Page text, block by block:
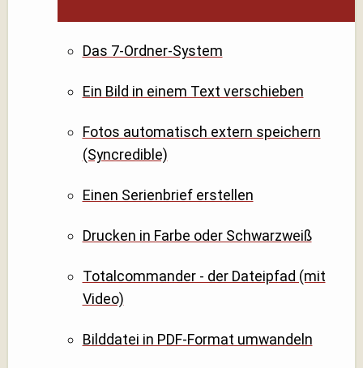
Das 7-Ordner-System
Ein Bild in einem Text verschieben
Fotos automatisch extern speichern
(Syncredible)
Einen Serienbrief erstellen
Drucken in Farbe oder Schwarzweiß
Totalcommander - der Dateipfad (mit
Video)
Bilddatei in PDF-Format umwandeln